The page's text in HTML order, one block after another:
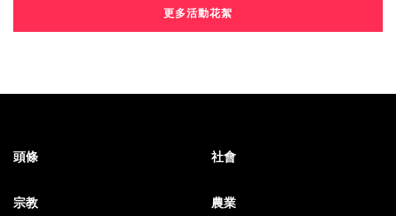
更多活動花絮
頭條 社會
宗教 農業